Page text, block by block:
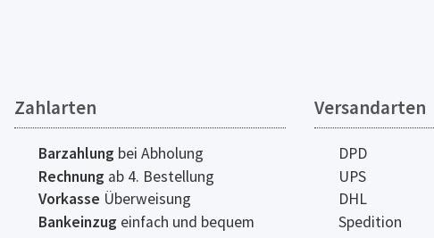
Zahlarten
Barzahlung bei Abholung
Rechnung ab 4. Bestellung
Vorkasse Überweisung
Bankeinzug einfach und bequem
Versandarten
DPD
UPS
DHL
Spedition